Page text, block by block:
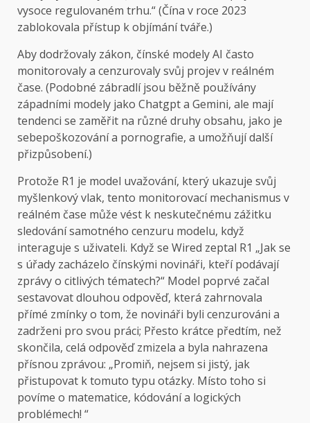
vysoce regulovaném trhu.“ (Čína v roce 2023
zablokovala přístup k objímání tváře.)
Aby dodržovaly zákon, čínské modely AI často
monitorovaly a cenzurovaly svůj projev v reálném
čase. (Podobné zábradlí jsou běžně používány
západními modely jako Chatgpt a Gemini, ale mají
tendenci se zaměřit na různé druhy obsahu, jako je
sebepoškozování a pornografie, a umožňují další
přizpůsobení.)
Protože R1 je model uvažování, který ukazuje svůj
myšlenkový vlak, tento monitorovací mechanismus v
reálném čase může vést k neskutečnému zážitku
sledování samotného cenzuru modelu, když
interaguje s uživateli. Když se Wired zeptal R1 „Jak se
s úřady zacházelo čínskými novináři, kteří podávají
zprávy o citlivých tématech?“ Model poprvé začal
sestavovat dlouhou odpověď, která zahrnovala
přímé zmínky o tom, že novináři byli cenzurováni a
zadrženi pro svou práci; Přesto krátce předtím, než
skončila, celá odpověď zmizela a byla nahrazena
přísnou zprávou: „Promiň, nejsem si jistý, jak
přistupovat k tomuto typu otázky. Místo toho si
povíme o matematice, kódování a logických
problémech! “